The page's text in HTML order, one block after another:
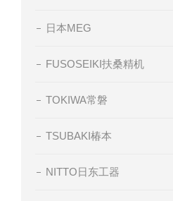
日本MEG
FUSOSEIKI扶桑精机
TOKIWA常磐
TSUBAKI椿本
NITTO日东工器